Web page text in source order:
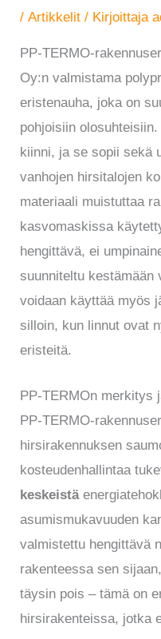
/Artikkelit / Kirjoittaja
PP-TERMO-
Oy:n valmistama
eristenauha, joka on
pohjoisiin
kiinni, ja se sopii sekä
vanhojen hirsitalojen
materiaali muistuttaa
kasvomaskissa
hengittävä, ei
suunniteltu kestämään
voidaan käyttää myös
silloin, kun linnut ovat
eristeitä.
PP-TERMOn merkitys
PP-TERMO-
hirsirakennuksen
kosteudenhallintaa
keskeistä
asumismukavuuden
valmistettu hengittävä
rakenteessa sen
täysin pois – tämä on
hirsirakenteissa, jotka